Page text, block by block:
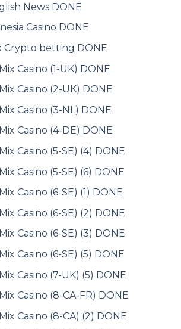
News DONE
Casino DONE
Crypto betting DONE
Casino (1-UK) DONE
Casino (2-UK) DONE
Casino (3-NL) DONE
Casino (4-DE) DONE
Casino (5-SE) (4) DONE
Casino (5-SE) (6) DONE
Casino (6-SE) (1) DONE
Casino (6-SE) (2) DONE
Casino (6-SE) (3) DONE
Casino (6-SE) (5) DONE
Casino (7-UK) (5) DONE
Casino (8-CA-FR) DONE
Casino (8-CA) (2) DONE